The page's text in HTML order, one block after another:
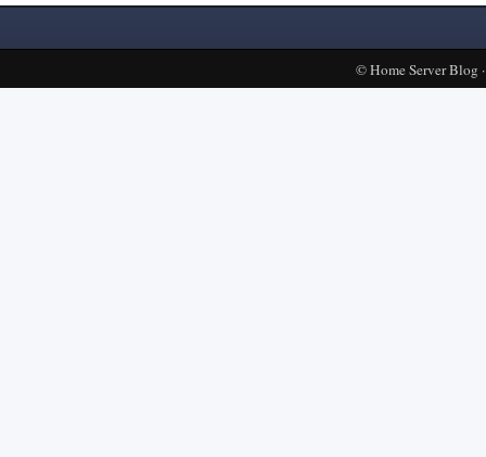
©Home Server Blog